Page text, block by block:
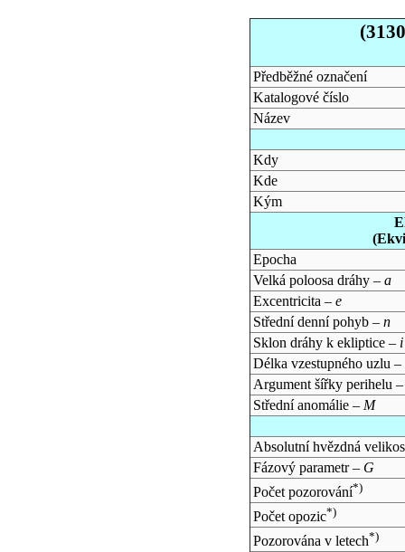
Předběžné označení
Katalogové číslo
Název
Kdy
Kde
Kým
Epocha
Velká poloosa dráhy – a
Excentricita – e
Střední denní pohyb – n
Sklon dráhy k ekliptice – i
Délka vzestupného uzlu –
Argument šířky perihelu
Střední anomálie – M
Absolutní hvězdná
Fázový parametr – G
Počet pozorování*)
Počet opozic*)
Pozorována v letech*)